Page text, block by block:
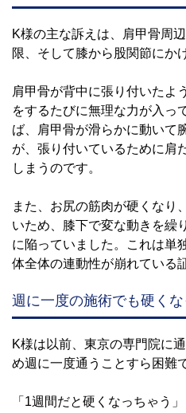
K様の主な訴えは、肩甲骨周
限、そして膝から股関節にか
肩甲骨が背中に張り付いたよ
をするたびに無理な力が入っ
ば、肩甲骨が滑らかに動いて
が、張り付いているために肩
しまうのです。
また、お尻の筋肉が硬くなり
いため、膝下で変な動きを繰
に陥っていました。これは単
体全体の連動性が崩れている
週に一度の施術でも硬く
K様は以前、東京の専門院に
め週に一度通うことすら困難
「1週間だと硬くなっちゃう